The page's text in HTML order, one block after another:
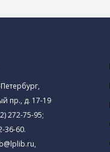
пр., д. 17-19
272-75-95;
36-60.
,